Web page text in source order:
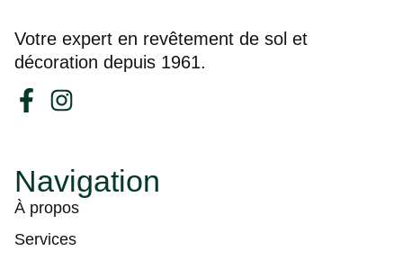
Votre expert en revêtement de sol et
décoration depuis 1961.
Navigation
À propos
Services